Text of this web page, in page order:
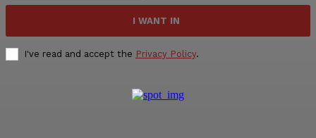
I WANT IN
I've read and accept the Privacy Policy.